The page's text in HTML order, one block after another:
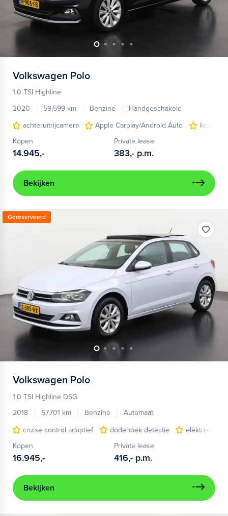
Volkswagen Polo
1.0 TSI Highline
2020
59.599 km Benzine
Handgeschakeld
achteruitrijcamera
Apple Carplay/Android Auto
Kopen
14.945,-
Private lease
383,- p.m.
Bekijken
Gereserveerd
Volkswagen Polo
1.0 TSI Highline DSG
2018
57.701 km Benzine
Automaat
cruise control adaptief
dodehoek detectie
elektrisch
Kopen
16.945,-
Private lease
416,- p.m.
Bekijken